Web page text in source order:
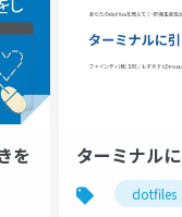
を
ターミナル
dotfiles